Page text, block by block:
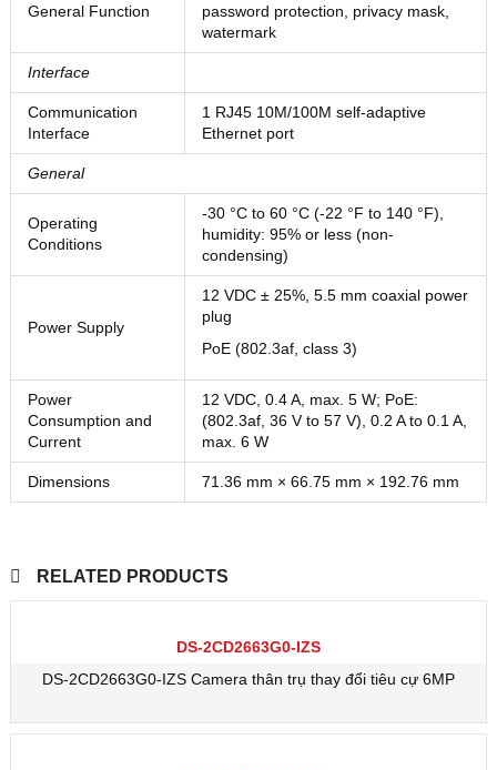
General Function
password protection, privacy mask,
watermark
Interface
Communication
Interface
1 RJ45 10M/100M self-adaptive
Ethernet port
General
Operating
Conditions
-30 °C to 60 °C (-22 °F to 140 °F),
humidity: 95% or less (non-
condensing)
Power Supply
12 VDC ± 25%, 5.5 mm coaxial power
plug
PoE (802.3af, class 3)
Power
Consumption and
Current
12 VDC, 0.4 A, max. 5 W; PoE:
(802.3af, 36 V to 57 V), 0.2 A to 0.1 A,
max. 6 W
Dimensions 71.36 mm × 66.75 mm × 192.76 mm
RELATED PRODUCTS
DS-2CD2663G0-IZS
DS-2CD2663G0-IZS Camera thân trụ thay đổi tiêu cự 6MP